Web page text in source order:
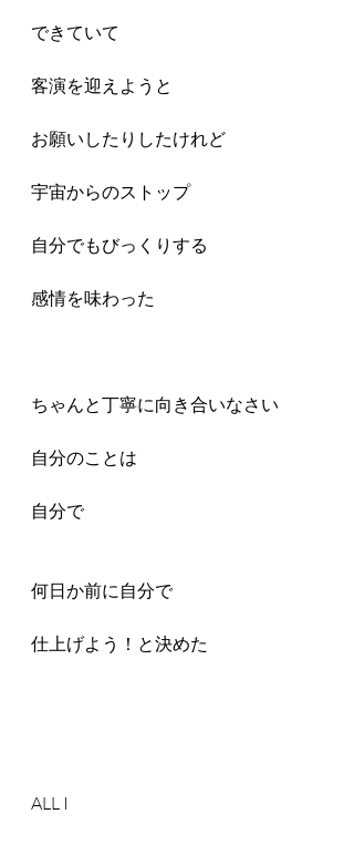
できていて
客演を迎えようと
お願いしたりしたけれど
宇宙からのストップ
自分でもびっくりする
感情を味わった
ちゃんと丁寧に向き合いなさい
自分のことは
自分で
何日か前に自分で
仕上げよう！と決めた
ALL I